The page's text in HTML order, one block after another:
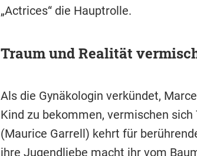
„Actrices“ die Hauptrolle.
Traum und Realität
Als die Gynäkologin verkündet,
Kind zu bekommen, vermischen
(Maurice Garrell) kehrt für
ihre Jugendliebe macht ihr vom